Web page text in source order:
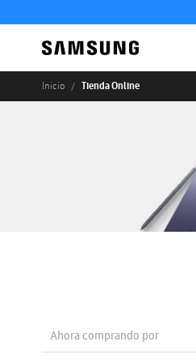
Inicio Tienda Online
Ahora comprando por